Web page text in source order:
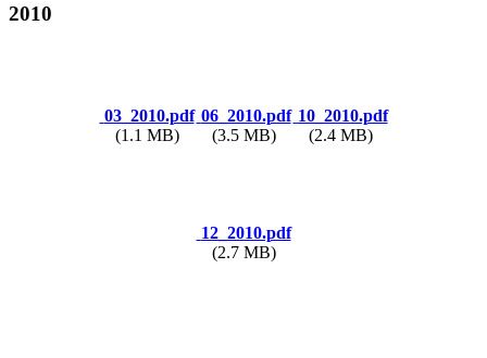
2010
03_2010.pdf
(1.1 MB)
06_2010.pdf
(3.5 MB)
10_2010.pdf
(2.4 MB)
12_2010.pdf
(2.7 MB)